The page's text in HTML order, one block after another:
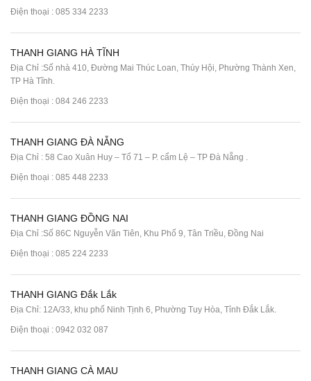
Điện thoại : 085 334 2233
THANH GIANG HÀ TĨNH
Địa Chỉ :Số nhà 410, Đường Mai Thúc Loan, Thúy Hội, Phường Thành Xen,
TP Hà Tĩnh.
Điện thoại : 084 246 2233
THANH GIANG ĐÀ NẴNG
Địa Chỉ : 58 Cao Xuân Huy – Tổ 71 – P. cẩm Lệ – TP Đà Nẵng .
Điện thoại : 085 448 2233
THANH GIANG ĐỒNG NAI
Địa Chỉ :Số 86C Nguyễn Văn Tiên, Khu Phố 9, Tân Triều, Đồng Nai
Điện thoại : 085 224 2233
THANH GIANG Đắk Lắk
Địa Chỉ: 12A/33, khu phố Ninh Tịnh 6, Phường Tuy Hòa, Tỉnh Đắk Lắk.
Điện thoại : 0942 032 087
THANH GIANG CÀ MAU